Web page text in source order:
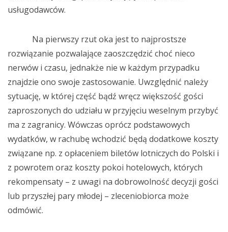
usługodawców.
Na pierwszy rzut oka jest to najprostsze
rozwiązanie pozwalające zaoszczędzić choć nieco
nerwów i czasu, jednakże nie w każdym przypadku
znajdzie ono swoje zastosowanie. Uwzględnić należy
sytuację, w której część bądź wręcz większość gości
zaproszonych do udziału w przyjęciu weselnym przybyć
ma z zagranicy. Wówczas oprócz podstawowych
wydatków, w rachubę wchodzić będą dodatkowe koszty
związane np. z opłaceniem biletów lotniczych do Polski i
z powrotem oraz koszty pokoi hotelowych, których
rekompensaty – z uwagi na dobrowolność decyzji gości
lub przyszłej pary młodej – zleceniobiorca może
odmówić.